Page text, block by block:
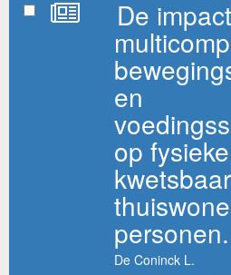
De
en
op fysieke
personen.
De Coninck L.